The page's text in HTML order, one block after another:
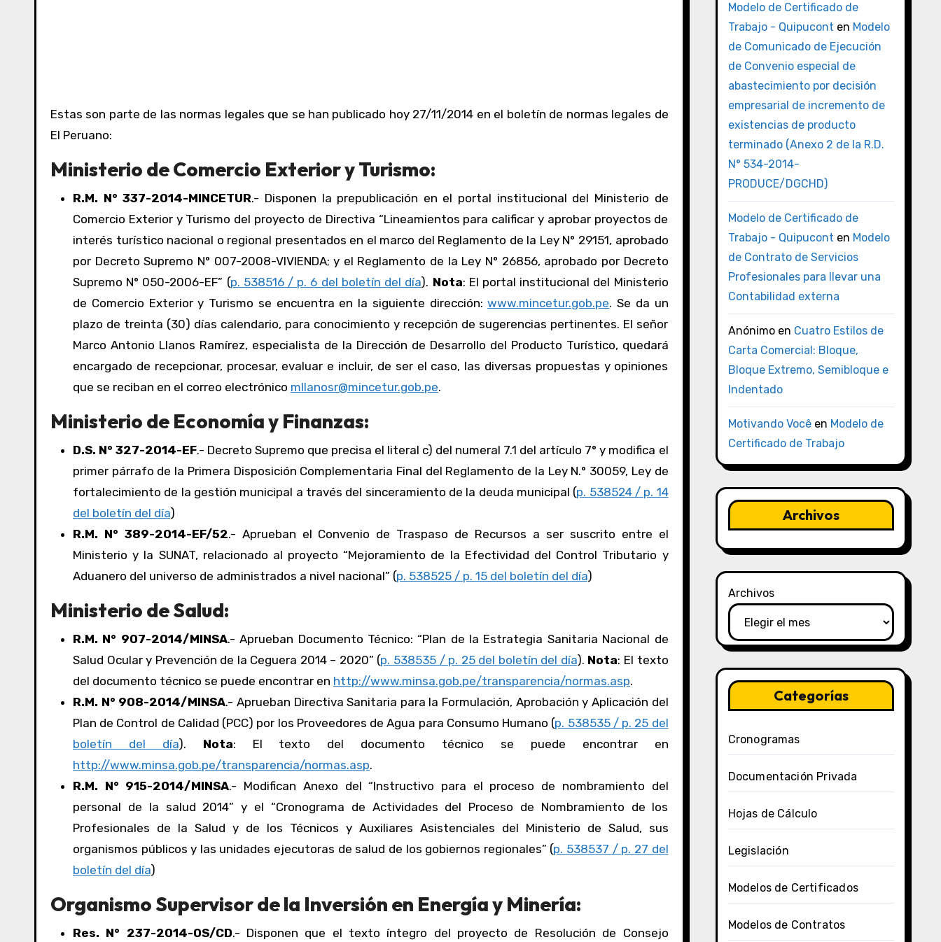
Estas son parte de las normas legales que se han publicado hoy 27/11/2014 en el boletín de normas legales de
El Peruano:
Ministerio de Comercio Exterior y Turismo:
R.M. N° 337-2014-MINCETUR.- Disponen la prepublicación en el portal institucional del Ministerio de
Comercio Exterior y Turismo del proyecto de Directiva “Lineamientos para calificar y aprobar proyectos de
interés turístico nacional o regional presentados en el marco del Reglamento de la Ley N° 29151, aprobado
por Decreto Supremo N° 007-2008-VIVIENDA; y el Reglamento de la Ley N° 26856, aprobado por Decreto
Supremo N° 050-2006-EF” (p. 538516 / p. 6 del boletín del día). Nota: El portal institucional del Ministerio
de Comercio Exterior y Turismo se encuentra en la siguiente dirección:www.mincetur.gob.pe. Se da un
plazo de treinta (30) días calendario, para conocimiento y recepción de sugerencias pertinentes. El señor
Marco Antonio Llanos Ramírez, especialista de la Dirección de Desarrollo del Producto Turístico, quedará
encargado de recepcionar, procesar, evaluar e incluir, de ser el caso, las diversas propuestas y opiniones
que se reciban en el correo electrónico mllanosr@mincetur.gob.pe.
Ministerio de Economía y Finanzas:
D.S. N° 327-2014-EF.- Decreto Supremo que precisa el literal c) del numeral 7.1 del artículo 7° y modifica el
primer párrafo de la Primera Disposición Complementaria Final del Reglamento de la Ley N.° 30059, Ley de
fortalecimiento de la gestión municipal a través del sinceramiento de la deuda municipal (p. 538524 / p. 14
del boletín del día)
R.M. N° 389-2014-EF/52.- Aprueban el Convenio de Traspaso de Recursos a ser suscrito entre el
Ministerio y la SUNAT, relacionado al proyecto “Mejoramiento de la Efectividad del Control Tributario y
Aduanero del universo de administrados a nivel nacional” (p. 538525 / p. 15 del boletín del día)
Ministerio de Salud:
R.M. N° 907-2014/MINSA.- Aprueban Documento Técnico: “Plan de la Estrategia Sanitaria Nacional de
Salud Ocular y Prevención de la Ceguera 2014 – 2020” (p. 538535 / p. 25 del boletín del día). Nota: El texto
del documento técnico se puede encontrar en http://www.minsa.gob.pe/transparencia/normas.asp.
R.M. N° 908-2014/MINSA.- Aprueban Directiva Sanitaria para la Formulación, Aprobación y Aplicación del
Plan de Control de Calidad (PCC) por los Proveedores de Agua para Consumo Humano (p. 538535 / p. 25 del
boletín del día). Nota: El texto del documento técnico se puede encontrar en
http://www.minsa.gob.pe/transparencia/normas.asp.
R.M. N° 915-2014/MINSA.- Modifican Anexo del “Instructivo para el proceso de nombramiento del
personal de la salud 2014” y el “Cronograma de Actividades del Proceso de Nombramiento de los
Profesionales de la Salud y de los Técnicos y Auxiliares Asistenciales del Ministerio de Salud, sus
organismos públicos y las unidades ejecutoras de salud de los gobiernos regionales” (p. 538537 / p. 27 del
boletín del día)
Organismo Supervisor de la Inversión en Energía y Minería:
Res. N° 237-2014-OS/CD.- Disponen que el texto íntegro del proyecto de Resolución de Consejo
Modelo de Certificado de
Trabajo - Quipucont en Modelo
de Comunicado de Ejecución
de Convenio especial de
abastecimiento por decisión
empresarial de incremento de
existencias de producto
terminado (Anexo 2 de la R.D.
N° 534-2014-
PRODUCE/DGCHD)
Modelo de Certificado de
Trabajo - Quipucont en Modelo
de Contrato de Servicios
Profesionales para llevar una
Contabilidad externa
Anónimoen Cuatro Estilos de
Carta Comercial: Bloque,
Bloque Extremo, Semibloque e
Indentado
Motivando Vocêen Modelo de
Certificado de Trabajo
Archivos
Archivos
Categorías
Cronogramas
Documentación Privada
Hojas de Cálculo
Legislación
Modelos de Certificados
Modelos de Contratos